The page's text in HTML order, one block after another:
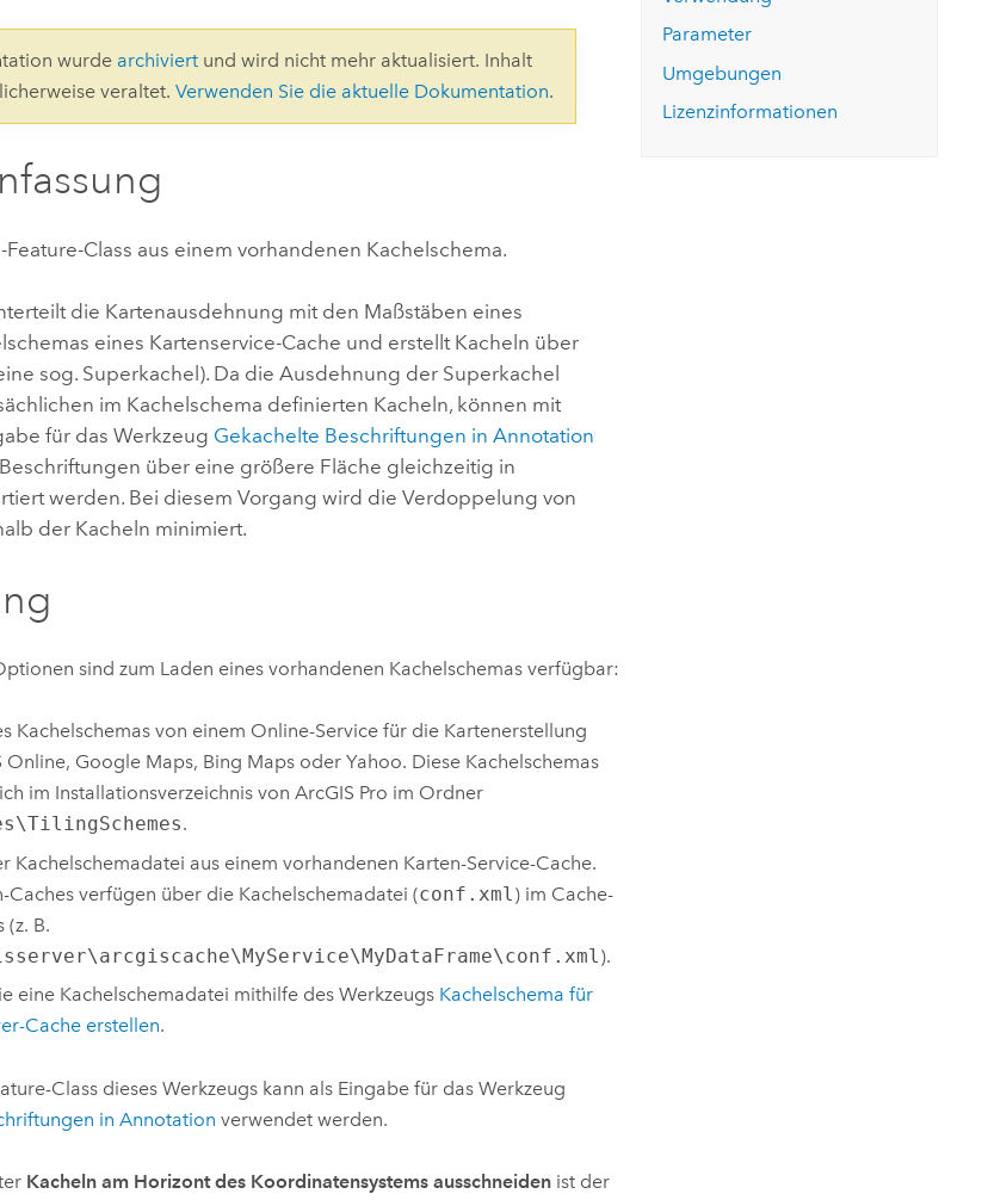
aktivieren Sie eine kostenfreie Testversion.
Infrastrukturmanagement erkunden
Den Kurs erkunden
Geoinformationen
Die Story lesen
wurde archiviert und wird nicht mehr aktualisiert. Inhalt
veraltet.Verwenden Sie die aktuelle Dokumentation.
Feature-Class aus einem vorhandenen Kachelschema.
die Kartenausdehnung mit den Maßstäben eines
eines Kartenservice-Cache und erstellt Kacheln über
sog. Superkachel). Da die Ausdehnung der Superkachel
im Kachelschema definierten Kacheln, können mit
für das Werkzeug Gekachelte Beschriftungen in Annotation
über eine größere Fläche gleichzeitig in
werden. Bei diesem Vorgang wird die Verdoppelung von
der Kacheln minimiert.
sind zum Laden eines vorhandenen Kachelschemas verfügbar:
Kachelschemas von einem Online-Service für die Kartenerstellung
Online, Google Maps, Bing Mapsoder Yahoo. Diese Kachelschemas
im Installationsverzeichnis von ArcGIS Pro im Ordner
.
Kachelschemadatei aus einem vorhandenen Karten-Service-Cache.
Caches verfügen über die Kachelschemadatei (conf.xml) im Cache-
(z. B.
).
eine Kachelschemadatei mithilfe des Werkzeugs Kachelschema für
Cache erstellen.
Class dieses Werkzeugs kann als Eingabe für das Werkzeug
in Annotation verwendet werden.
Kacheln am Horizont des Koordinatensystems ausschneidenist der
Parameter
Umgebungen
Lizenzinformationen